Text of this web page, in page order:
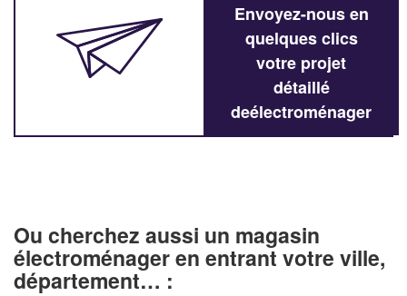
Envoyez-nous en
quelques clics
votre projet
détaillé
deélectroménager
Ou cherchez aussi un magasin
électroménager en entrant votre ville,
département… :